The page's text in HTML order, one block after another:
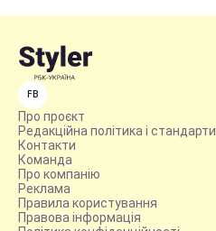
FB
Про проєкт
Редакційна політика і стандарти
Контакти
Команда
Про компанію
Реклама
Правила користування
Правова інформація